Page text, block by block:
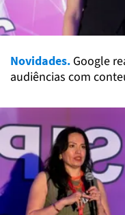
Novidades. Google
audiências com